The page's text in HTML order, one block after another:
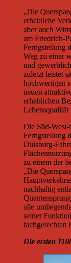
„Die
erhebliche
aber auch
am Friedrich-
Fertigstellung
Weg zu einer
und
zuletzt leistet
hochwertigen
neuen
erheblichen
Die Süd-West-
Fertigstellung
Duisburg-
zu einem der
„Die
nachhaltig
alle
seiner
fachgerechten
Die ersten